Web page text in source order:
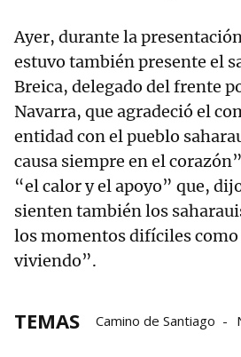
Ayer, durante la
estuvo también presente el
Breica, delegado del frente
Navarra, que agradeció el
entidad con el pueblo
causa siempre en el
“el calor y el apoyo” que,
sienten también los
los momentos difíciles como
viviendo”.
TEMAS Camino de Santiago